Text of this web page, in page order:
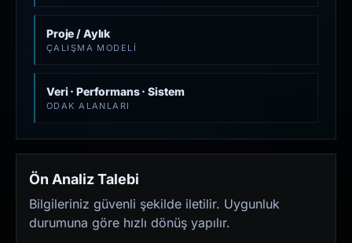
Proje / Aylık
ÇALIŞMA MODELI
Veri · Performans · Sistem
ODAK ALANLARI
Ön Analiz Talebi
Bilgileriniz güvenli şekilde iletilir. Uygunluk
durumuna göre hızlı dönüş yapılır.